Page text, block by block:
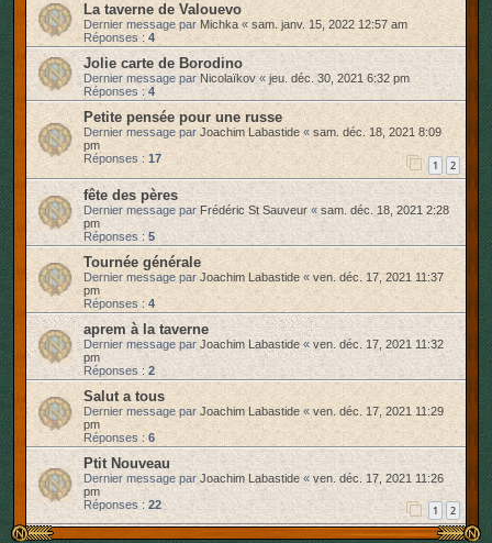
La taverne de Valouevo
Dernier message par Michka « sam. janv. 15, 2022 12:57 am
Réponses : 4
Jolie carte de Borodino
Dernier message parNicolaïkov« jeu. déc. 30, 2021 6:32 pm
Réponses : 4
Petite pensée pour une russe
Dernier message par Joachim Labastide « sam. déc. 18, 2021 8:09
pm
Réponses : 17 1 2
fête des pères
Dernier message parFrédéric St Sauveur « sam. déc. 18, 2021 2:28
pm
Réponses : 5
Tournée générale
Dernier message par Joachim Labastide « ven. déc. 17, 2021 11:37
pm
Réponses : 4
aprem à la taverne
Dernier message parJoachim Labastide « ven. déc. 17, 2021 11:32
pm
Réponses : 2
Salut a tous
Dernier message par Joachim Labastide « ven. déc. 17, 2021 11:29
pm
Réponses : 6
Ptit Nouveau
Dernier message parJoachim Labastide « ven. déc. 17, 2021 11:26
pm
Réponses : 22 1 2